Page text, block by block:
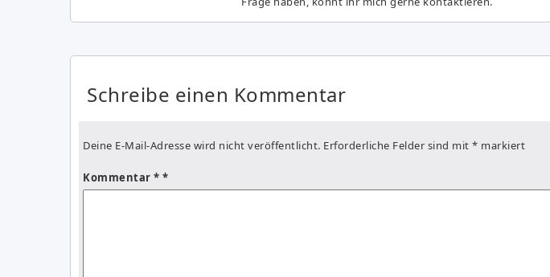
Schreibe einen Kommentar
Deine E-Mail-Adresse wird nicht veröffentlicht. Erforderliche Felder sind mit * markiert
Kommentar *